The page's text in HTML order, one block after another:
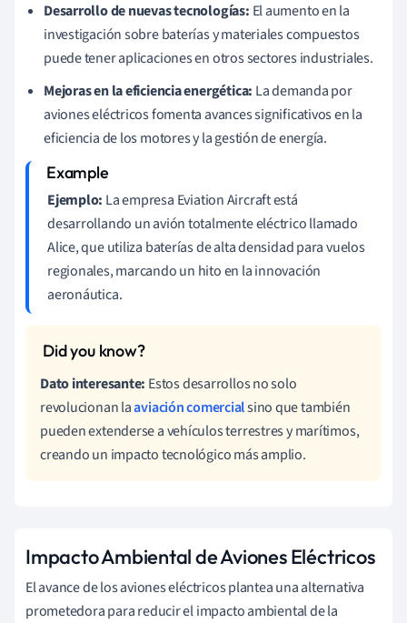
Desarrollo de nuevas tecnologías: El aumento en la
investigación sobre baterías y materiales compuestos
puede tener aplicaciones en otros sectores industriales.
Mejoras en la eficiencia energética: La demanda por
aviones eléctricos fomenta avances significativos en la
eficiencia de los motores y la gestión de energía.
Ejemplo: La empresa Eviation Aircraft está
desarrollando un avión totalmente eléctrico llamado
Alice, que utiliza baterías de alta densidad para vuelos
regionales, marcando un hito en la innovación
aeronáutica.
Dato interesante: Estos desarrollos no solo
revolucionan laaviación comercialsino que también
pueden extenderse a vehículos terrestres y marítimos,
creando un impacto tecnológico más amplio.
Impacto Ambiental de Aviones Eléctricos
El avance de los aviones eléctricos plantea una alternativa
prometedora para reducir el impacto ambiental de la